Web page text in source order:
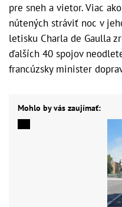
pre sneh a vietor. Viac
nútených stráviť noc v
letisku Charla de Gaulla
ďalších 40 spojov
francúzsky minister
Mohlo by vás zaujímať: